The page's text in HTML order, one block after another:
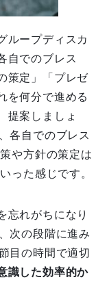
ループディスカ
自でのブレス
策定」「プレゼ
を何分で進める
提案しましょ
各自でのブレス
や方針の策定は
った感じです。
忘れがちになり
次の段階に進み
目の時間で適切
識した効率的か